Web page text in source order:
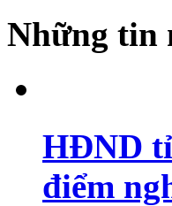
Những tin
HĐND
điểm